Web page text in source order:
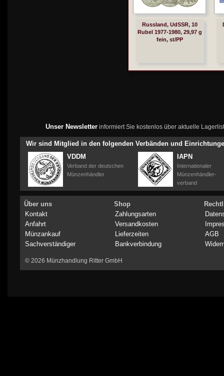
Russland, UdSSR, 10
Rubel 1977-1980, 29,97 g
fein, st/PP
Unser Newsletterinformiert Sie kostenlos über aktuelle
Wir sind Mitglied in den folgenden Verbänden und
VDDM
Verband der deutschen
Münzenhändler
IAPN
Internationaler
Münzenhändler-
verband
Über uns
Kontakt
Anfahrt
Münzankauf
Sachverständiger
Shop
Zahlungsarten
Versandkosten
Lieferzeiten
Bankverbindung
AGB
© 2026 Münzhandlung Ritter GmbH